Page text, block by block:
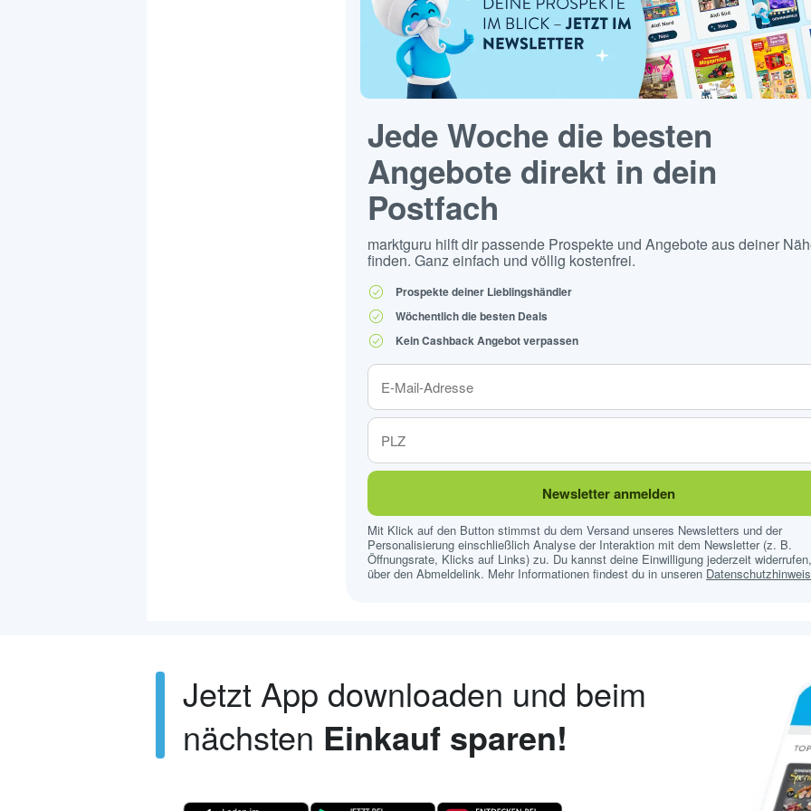
Jede Woche die besten
Angebote direkt in dein
Postfach
marktguru hilft dir passende Prospekte und Angebote aus deiner
finden. Ganz einfach und völlig kostenfrei.
Prospekte deiner Lieblingshändler
Wöchentlich die besten Deals
Kein Cashback Angebot verpassen
Newsletter anmelden
Mit Klick auf den Button stimmst du dem Versand unseres Newsletters und der
Personalisierung einschließlich Analyse der Interaktion mit dem Newsletter (z. B.
Öffnungsrate, Klicks auf Links) zu. Du kannst deine Einwilligung jederzeit
über den Abmeldelink. Mehr Informationen findest du in unseren
Jetzt App downloaden und beim
nächsten Einkauf sparen!